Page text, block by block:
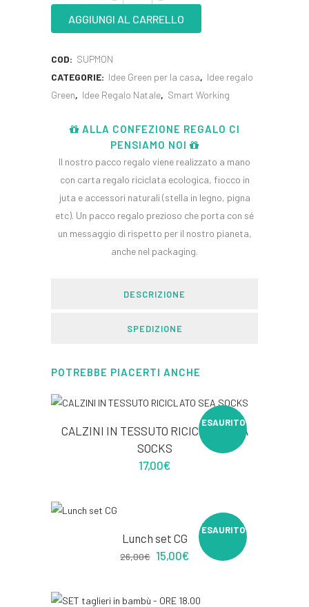
AGGIUNGI AL CARRELLO
COD: SUPMON
CATEGORIE: Idee Green per la casa, Idee regalo
Green, Idee Regalo Natale, Smart Working
ALLA CONFEZIONE REGALO CI
PENSIAMO NOI
Il nostro pacco regalo viene realizzato a mano
con carta regalo riciclata ecologica, fiocco in
juta e accessori naturali (stella in legno, pigna
etc). Un pacco regalo prezioso che porta con sé
un messaggio di rispetto per il nostro pianeta,
anche nel packaging.
DESCRIZIONE
SPEDIZIONE
POTREBBE PIACERTI ANCHE
ESAURITO
CALZINI IN TESSUTO RICICLATO SEA
SOCKS
17,00€
PROMO
ESAURITO
Lunch set CG
26,00€ Il
15,00€Il